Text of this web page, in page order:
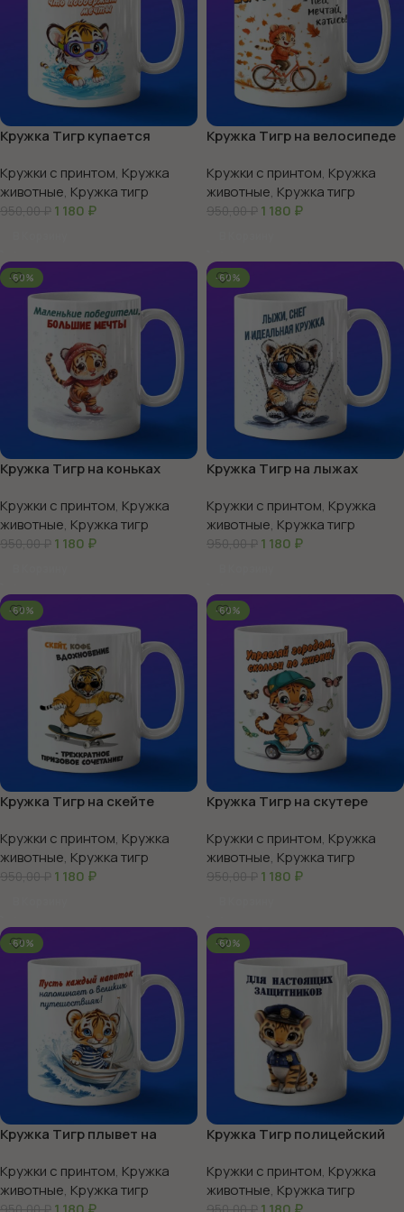
Кружка Тигр купается
Кружки с принтом, Кружка
животные, Кружка тигр
950,00₽ 1 180 ₽
Кружка Тигр на велосипеде
Кружки с принтом, Кружка
животные, Кружка тигр
950,00₽ 1 180 ₽
-60%
Кружка Тигр на коньках
Кружки с принтом, Кружка
животные, Кружка тигр
950,00₽ 1 180 ₽
-60%
Кружка Тигр на лыжах
Кружки с принтом, Кружка
животные, Кружка тигр
950,00₽ 1 180 ₽
-60%
Кружка Тигр на скейте
Кружки с принтом, Кружка
животные, Кружка тигр
950,00₽ 1 180 ₽
-60%
Кружка Тигр на скутере
Кружки с принтом, Кружка
животные, Кружка тигр
950,00₽ 1 180 ₽
-60%
Кружка Тигр плывет на
Кружки с принтом, Кружка
животные, Кружка тигр
-60%
Кружка Тигр полицейский
Кружки с принтом, Кружка
животные, Кружка тигр